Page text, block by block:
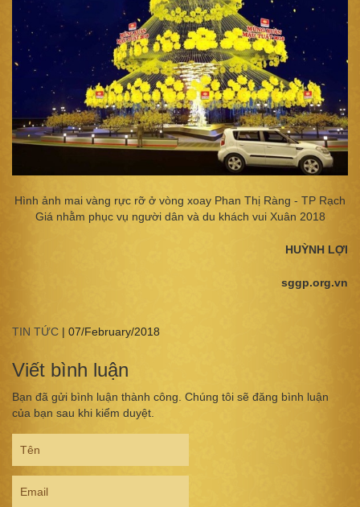
Hình ảnh mai vàng rực rỡ ở vòng xoay Phan Thị Ràng - TP Rạch
Giá nhằm phục vụ người dân và du khách vui Xuân 2018
HUỲNH LỢI
sggp.org.vn
TIN TỨC | 07/February/2018
Viết bình luận
Bạn đã gửi bình luận thành công. Chúng tôi sẽ đăng bình luận
của bạn sau khi kiểm duyệt.